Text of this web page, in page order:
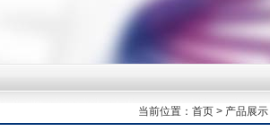
当前位置： 首页 > 产品展示